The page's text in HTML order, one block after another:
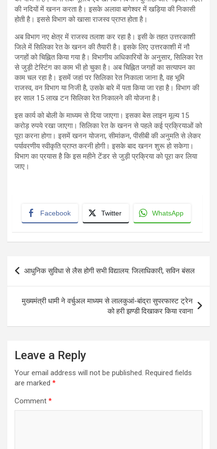
की नदियों में खनन करता है। इसके अलावा बागेश्वर में खड़िया की निकासी
होती है। इससे विभाग को खासा राजस्व प्राप्त होता है।
अब विभाग नए क्षेत्र में राजस्व तलाश कर रहा है। इसी के तहत उत्तरकाशी
जिले में सिलिका रेत के खनन की तैयारी है। इसके लिए उत्तरकाशी में नौ
जगहों को चिह्नित किया गया है। विभागीय अधिकारियों के अनुसार, सिलिका रेत
से जुड़ी टेस्टिंग का काम भी हो चुका है। अब चिह्नित जगहों का सत्यापन का
काम चल रहा है। इसमें जहां पर सिलिका रेत निकाला जाना है, वह भूमि
राजस्व, वन विभाग या निजी है, उसके बारे में पता किया जा रहा है। विभाग की
हर साल 15 लाख टन सिलिका रेत निकालने की योजना है।
इस कार्य को बोली के माध्यम से दिया जाएगा। इसका बेस लाइन मूल्य 15
करोड़ रुपये रखा जाएगा। सिलिका रेत के खनन से पहले कई प्रक्रियाओं को
पूरा करना होगा। इसमें खनन योजना, सीमांकन, पीसीबी की अनुमति से लेकर
पर्यावरणीय स्वीकृति प्राप्त करनी होगी। इसके बाद खनन शुरू हो सकेगा।
विभाग का प्रयास है कि इस महीने टेंडर से जुड़ी प्रक्रिया को पूरा कर लिया
जाए।
Facebook Twitter WhatsApp
Post
navigation
आधुनिक सुविधा से लैस होगी सभी विद्यालय: जिलाधिकारी, सविन बंसल
मुख्यमंत्री धामी ने वर्चुअल माध्यम से लालकुआं-बांद्रा सुपरफास्ट ट्रेन
को हरी झण्डी दिखाकर किया रवाना
Leave a Reply
Your email address will not be published. Required fields
are marked *
Comment *